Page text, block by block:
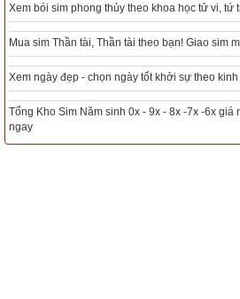
Xem bói sim phong thủy theo khoa học tử vi, tứ
Mua sim Thần tài, Thần tài theo bạn! Giao sim
Xem ngày đẹp - chọn ngày tốt khởi sự theo
Tổng Kho Sim Năm sinh 0x - 9x - 8x -7x -6x
ngay